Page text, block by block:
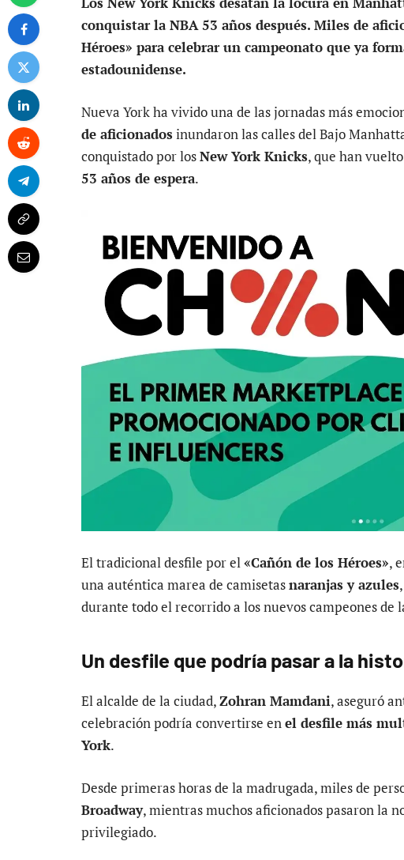
conquistar la NBA 53 años después. Miles de
Héroes» para celebrar un campeonato que ya
estadounidense.
Nueva York ha vivido una de las jornadas más
de aficionadosinundaron las calles del Bajo
conquistado por losNew York Knicks, que han
53 años de espera.
El tradicional desfile por el«Cañón de los Héroes»,
una auténtica marea de camisetasnaranjas y azules
durante todo el recorrido a los nuevos campeones de
Un desfile que podría pasar a la
El alcalde de la ciudad,Zohran Mamdani, aseguró
celebración podría convertirse enel desfile más
York.
Desde primeras horas de la madrugada, miles de
Broadway, mientras muchos aficionados pasaron la
privilegiado.